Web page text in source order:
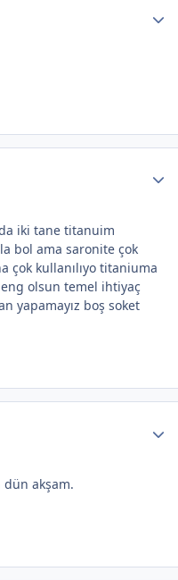
iki tane titanuim
bol ama saronite çok
çok kullanılıyo titaniuma
olsun temel ihtiyaç
yapamayız boş soket
akşam.